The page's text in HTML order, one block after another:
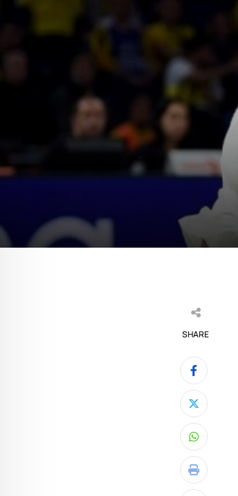
SHARE
Whatsapp
Print